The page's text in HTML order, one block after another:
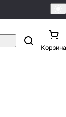
Корзина